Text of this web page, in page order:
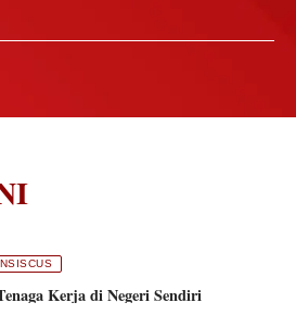
Kerja di Negeri Sendiri